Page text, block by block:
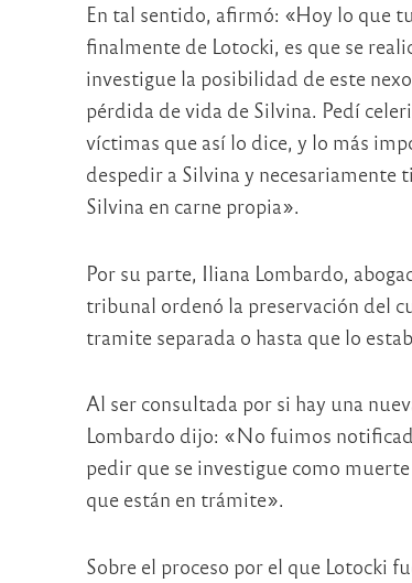
En tal sentido, afirmó: «Hoy lo que
finalmente de Lotocki, es que se
investigue la posibilidad de este
pérdida de vida de Silvina. Pedí
víctimas que así lo dice, y lo más
despedir a Silvina y
Silvina en carne propia».
Por su parte, Iliana Lombardo,
tribunal ordenó la preservación del
tramite separada o hasta que lo
Al ser consultada por si hay una
Lombardo dijo: «No fuimos
pedir que se investigue como
que están en trámite».
Sobre el proceso por el que Lotocki